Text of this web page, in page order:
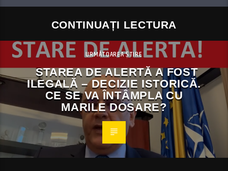
CONTINUAȚI LECTURA
URMĂTOAREA ȘTIRE
STAREA DE ALERTĂ A FOST
ILEGALĂ – DECIZIE ISTORICĂ.
CE SE VA ÎNTÂMPLA CU
MARILE DOSARE?